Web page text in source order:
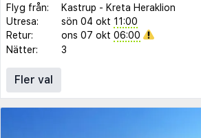
Flyg från: Kastrup - Kreta Heraklion
Utresa:
sön 04 okt 11:00
Retur:
ons 07 okt 06:00
Nätter:
3
Fler val